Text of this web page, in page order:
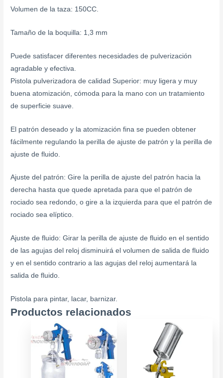
Volumen de la taza: 150CC.
Tamaño de la boquilla: 1,3 mm
Puede satisfacer diferentes necesidades de pulverización
agradable y efectiva.
Pistola pulverizadora de calidad Superior: muy ligera y muy
buena atomización, cómoda para la mano con un tratamiento
de superficie suave.
El patrón deseado y la atomización fina se pueden obtener
fácilmente regulando la perilla de ajuste de patrón y la perilla de
ajuste de fluido.
Ajuste del patrón: Gire la perilla de ajuste del patrón hacia la
derecha hasta que quede apretada para que el patrón de
rociado sea redondo, o gire a la izquierda para que el patrón de
rociado sea elíptico.
Ajuste de fluido: Girar la perilla de ajuste de fluido en el sentido
de las agujas del reloj disminuirá el volumen de salida de fluido
y en el sentido contrario a las agujas del reloj aumentará la
salida de fluido.
Pistola para pintar, lacar, barnizar.
Productos relacionados